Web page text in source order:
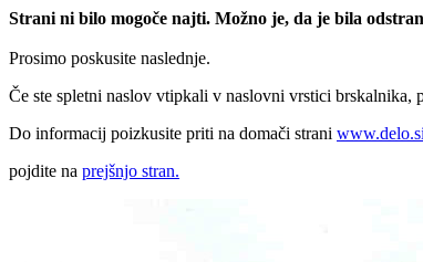
Strani ni bilo mogoče najti. Možno je, da je bila
Prosimo poskusite naslednje.
Če ste spletni naslov vtipkali v naslovni vrstici brskalnika,
Do informacij poizkusite priti na domači strani www.delo.si
pojdite na prejšnjo stran.